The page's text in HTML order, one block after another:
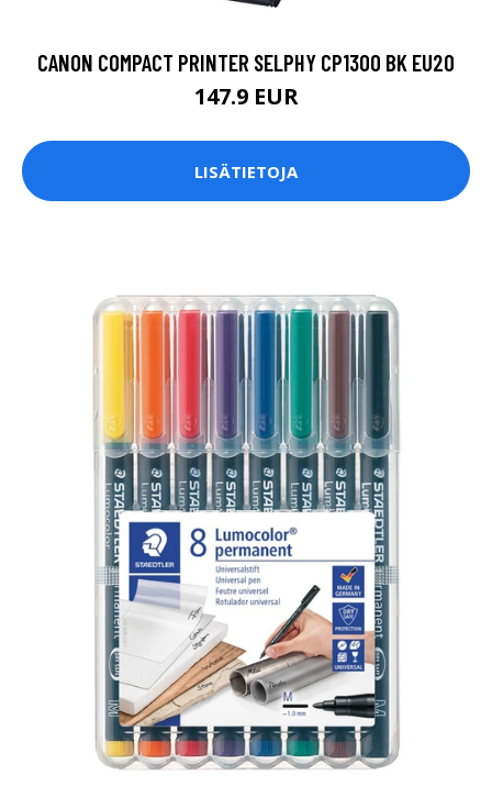
CANON COMPACT PRINTER SELPHY CP1300 BK EU20
147.9 EUR
LISÄTIETOJA